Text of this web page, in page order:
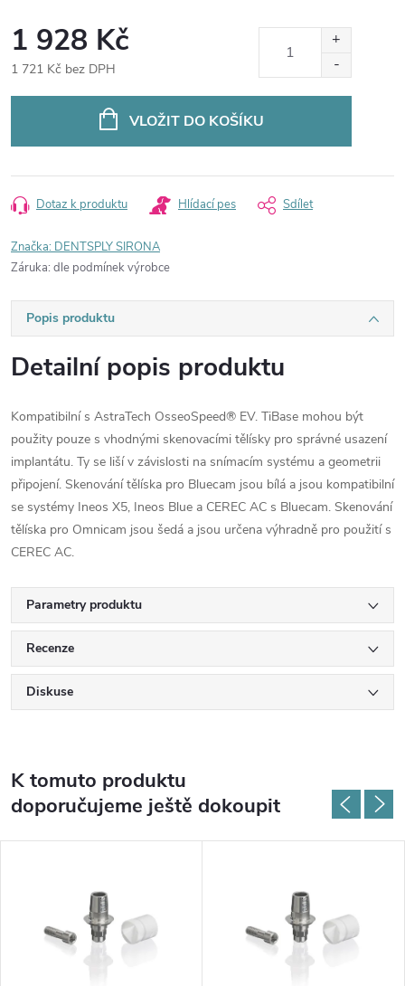
1 928 Kč
1 721 Kč bez DPH
VLOŽIT DO KOŠÍKU
Dotaz k produktu Hlídací pes Sdílet
Značka: DENTSPLY SIRONA
Záruka: dle podmínek výrobce
Popis produktu
Detailní popis produktu
Kompatibilní s AstraTech OsseoSpeed® EV. TiBase mohou být
použity pouze s vhodnými skenovacími tělísky pro správné usazení
implantátu. Ty se liší v závislosti na snímacím systému a geometrii
připojení. Skenování tělíska pro Bluecam jsou bílá a jsou kompatibilní
se systémy Ineos X5, Ineos Blue a CEREC AC s Bluecam. Skenování
tělíska pro Omnicam jsou šedá a jsou určena výhradně pro použití s
CEREC AC.
Parametry produktu
Recenze
Diskuse
K tomuto produktu
doporučujeme ještě dokoupit